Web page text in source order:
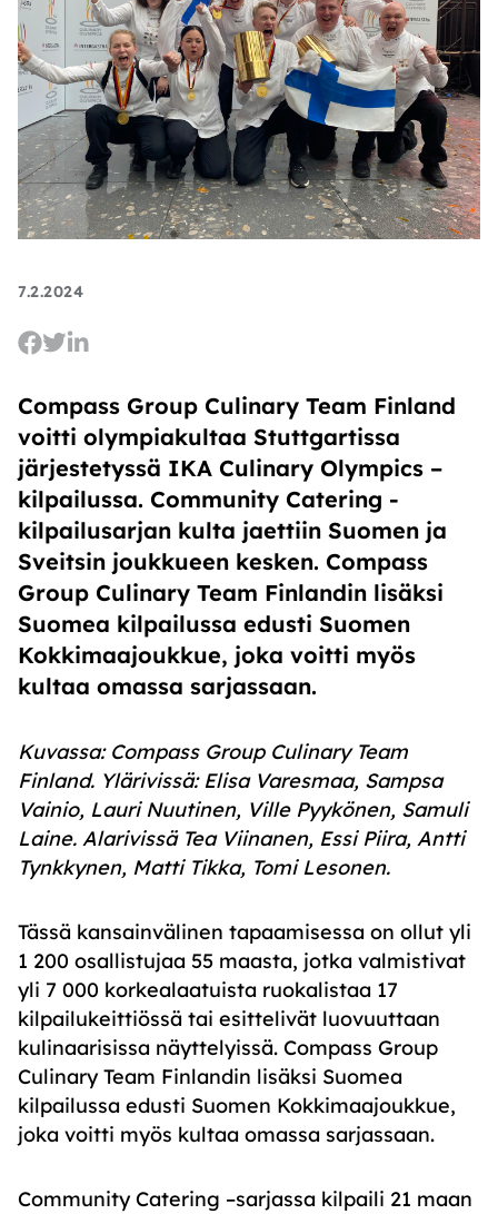
7.2.2024
Compass Group Culinary Team Finland
voitti olympiakultaa Stuttgartissa
järjestetyssä IKA Culinary Olympics –
kilpailussa. Community Catering -
kilpailusarjan kulta jaettiin Suomen ja
Sveitsin joukkueen kesken. Compass
Group Culinary Team Finlandin lisäksi
Suomea kilpailussa edusti Suomen
Kokkimaajoukkue, joka voitti myös
kultaa omassa sarjassaan.
Kuvassa: Compass Group Culinary Team
Finland. Ylärivissä: Elisa Varesmaa, Sampsa
Vainio, Lauri Nuutinen, Ville Pyykönen, Samuli
Laine. Alarivissä Tea Viinanen, Essi Piira, Antti
Tynkkynen, Matti Tikka, Tomi Lesonen.
Tässä kansainvälinen tapaamisessa on ollut yli
1 200 osallistujaa 55 maasta, jotka valmistivat
yli 7 000 korkealaatuista ruokalistaa 17
kilpailukeittiössä tai esittelivät luovuuttaan
kulinaarisissa näyttelyissä. Compass Group
Culinary Team Finlandin lisäksi Suomea
kilpailussa edusti Suomen Kokkimaajoukkue,
joka voitti myös kultaa omassa sarjassaan.
Community Catering –sarjassa kilpaili 21 maan